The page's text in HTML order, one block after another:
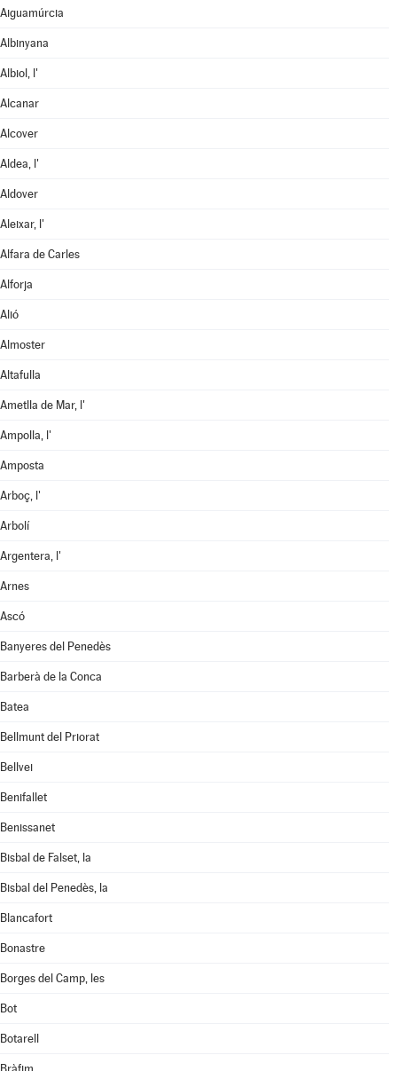
Aiguamúrcia
Albinyana
Albiol, l'
Alcanar
Alcover
Aldea, l'
Aldover
Aleixar, l'
Alfara de Carles
Alforja
Alió
Almoster
Altafulla
Ametlla de Mar, l'
Ampolla, l'
Amposta
Arboç, l'
Arbolí
Argentera, l'
Arnes
Ascó
Banyeres del Penedès
Barberà de la Conca
Batea
Bellmunt del Priorat
Bellvei
Benifallet
Benissanet
Bisbal de Falset, la
Bisbal del Penedès, la
Blancafort
Bonastre
Borges del Camp, les
Bot
Botarell